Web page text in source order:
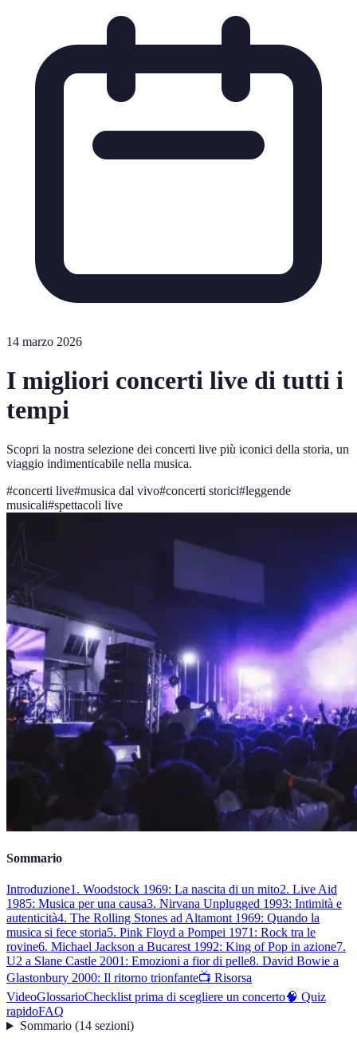
14 marzo 2026
I migliori concerti live di tutti i
tempi
Scopri la nostra selezione dei concerti live più iconici della storia, un
viaggio indimenticabile nella musica.
#concerti live#musica dal vivo#concerti storici#leggende
musicali#spettacoli live
Sommario
Introduzione1. Woodstock 1969: La nascita di un mito2. Live Aid
1985: Musica per una causa3. Nirvana Unplugged 1993: Intimità e
autenticità4. The Rolling Stones ad Altamont 1969: Quando la
musica si fece storia5. Pink Floyd a Pompei 1971: Rock tra le
rovine6. Michael Jackson a Bucarest 1992: King of Pop in azione7.
U2 a Slane Castle 2001: Emozioni a fior di pelle8. David Bowie a
Glastonbury 2000: Il ritorno trionfante📺 Risorsa
VideoGlossarioChecklist prima di scegliere un concerto🧠 Quiz
rapidoFAQ
Sommario(14 sezioni)